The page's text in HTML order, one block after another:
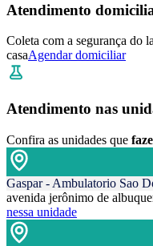
Atendimento
Coleta com a segurança do
casaAgendar domiciliar
Atendimento nas
Confira as unidades que
Gaspar - Ambulatorio Sao
avenida jerônimo de
nessa unidade